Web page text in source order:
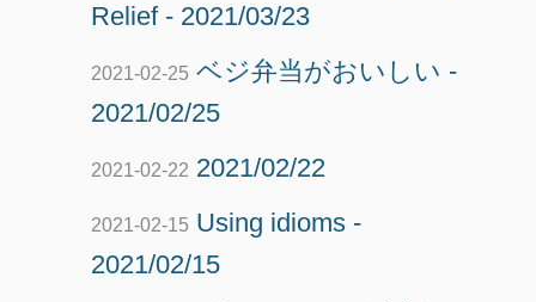
Relief - 2021/03/23
2021-02-25 ベジ弁当がおいしい -
2021/02/25
2021-02-22 2021/02/22
2021-02-15 Using idioms -
2021/02/15